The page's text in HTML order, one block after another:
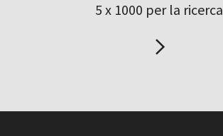
5 x 1000 per la ricerca